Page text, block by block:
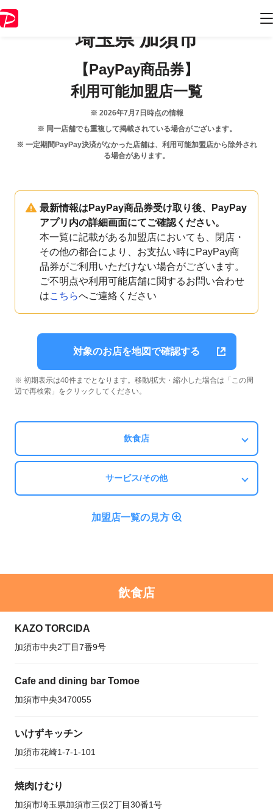
埼玉県 加須市
【PayPay商品券】
利用可能加盟店一覧
※ 2026年7月7日 時点の情報
※ 同一店舗でも重複して掲載されている場合がございます。
※ 一定期間PayPay決済がなかった店舗は、利用可能加盟店から除外され
る場合があります。
最新情報はPayPay商品券受け取り後、PayPay
アプリ内の詳細画面にてご確認ください。
本一覧に記載がある加盟店においても、閉店・
その他の都合により、お支払い時にPayPay商
品券がご利用いただけない場合がございます。
ご不明点や利用可能店舗に関するお問い合わせ
はこちらへご連絡ください
対象のお店を地図で確認する
※ 初期表示は40件までとなります。移動/拡大・縮小した場合は「この周
辺で再検索」をクリックしてください。
飲食店
サービス/その他
加盟店一覧の見方
飲食店
KAZO TORCIDA
加須市中央2丁目7番9号
Cafe and dining bar Tomoe
加須市中央3470055
いけずキッチン
加須市花崎1-7-1-101
焼肉けむり
加須市埼玉県加須市三俣2丁目30番1号